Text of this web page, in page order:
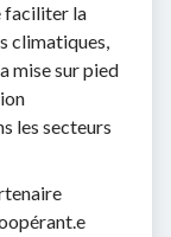
faciliter la
climatiques,
mise sur pied
les secteurs